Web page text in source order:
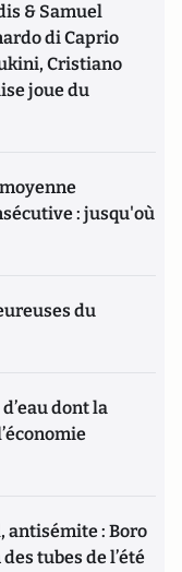
& Samuel
di Caprio
Cristiano
joue du
: jusqu'où
du
dont la
antisémite : Boro
tubes de l’été